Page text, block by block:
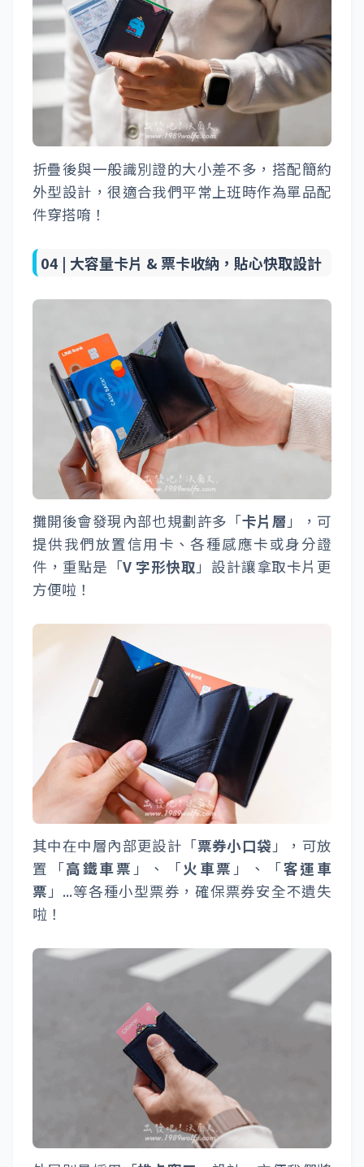
折疊後與一般識別證的大小差不多，搭配簡約
外型設計，很適合我們平常上班時作為單品配
件穿搭唷！
04 | 大容量卡片 & 票卡收納，貼心快取設計
攤開後會發現內部也規劃許多「卡片層」，可
提供我們放置信用卡、各種感應卡或身分證
件，重點是「V 字形快取」設計讓拿取卡片更
方便啦！
其中在中層內部更設計「票券小口袋」，可放
置「高鐵車票 」、「火車票 」、「客運車
票」...等各種小型票券，確保票券安全不遺失
啦！